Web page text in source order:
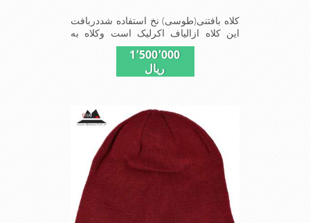
کلاه بافتنی(طوسی) نخ استفاده شددربافت
این کلاه ازالیاف اکرلیک است وکلاه به
خاطراستفاده ازدولایه بافت ضخامت
مناسبی درمقابل سرما رادارااست شیک
ومناسب افرادخوش پوش جنس
1٬500٬000
ریال